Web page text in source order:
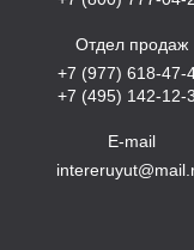
Отдел продаж
+7 (977) 618-47-
+7 (495) 142-12-
E-mail